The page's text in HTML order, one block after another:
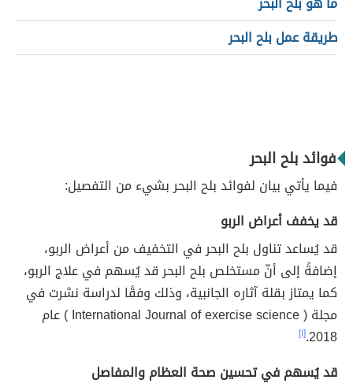
طريقة عمل بلح البحر
فوائد بلح البحر
فيما يأتي بيان لفوائد بلح البحر بشيء من التفصيل:
قد يخفف أعراض الربو
قد يُساعد تناول بلح البحر في التخفيف من أعراض الربو،
إضافةً إلى أنّ مستخلص بلح البحر قد يُسهم في علاج الربو،
كما يمتاز بقلة آثاره الجانبية، وذلك وفقًا لدراسة نشرت في
مجلة ( International Journal of exercise science ) عام
2018.[١]
قد يُسهم في تحسين صحة العظام والمفاصل